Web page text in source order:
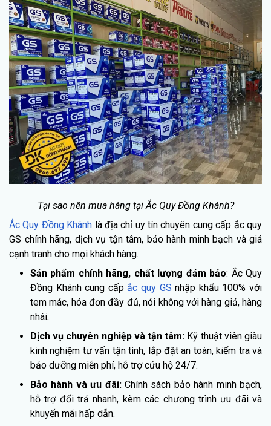
Tại sao nên mua hàng tại Ắc Quy Đồng Khánh?
Ắc Quy Đồng Khánh là địa chỉ uy tín chuyên cung cấp ắc quy
GS chính hãng, dịch vụ tận tâm, bảo hành minh bạch và giá
cạnh tranh cho mọi khách hàng.
Sản phẩm chính hãng, chất lượng đảm bảo: Ắc Quy
Đồng Khánh cung cấp ắc quy GS nhập khẩu 100% với
tem mác, hóa đơn đầy đủ, nói không với hàng giả, hàng
nhái.
Dịch vụ chuyên nghiệp và tận tâm: Kỹ thuật viên giàu
kinh nghiệm tư vấn tận tình, lắp đặt an toàn, kiểm tra và
bảo dưỡng miễn phí, hỗ trợ cứu hộ 24/7.
Bảo hành và ưu đãi:Chính sách bảo hành minh bạch,
hỗ trợ đổi trả nhanh, kèm các chương trình ưu đãi và
khuyến mãi hấp dẫn.